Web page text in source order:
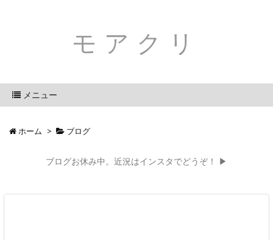
モアクリ
メニュー
ホーム > ブログ
ブログお休み中。近況はインスタでどうぞ！ ▶